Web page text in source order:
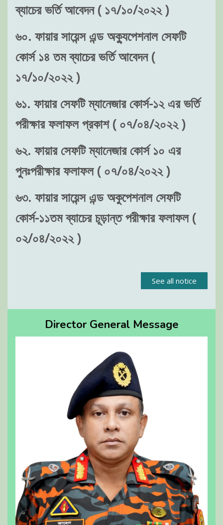
ব্যাচের ভর্তি আবেদন ( ১৭/১০/২০২২ )
৬০. ফায়ার সায়েন্স এন্ড অক্যুপেশনাল সেফটি
কোর্স ১৪ তম ব্যাচের ভর্তি আবেদন (
১৭/১০/২০২২ )
৬১. ফায়ার সেফটি ম্যানেজার কোর্স-১২ এর ভর্তি
পরীক্ষার ফলাফল প্রকাশ ( ০৭/০৪/২০২২ )
৬২. ফায়ার সেফটি ম্যানেজার কোর্স ১০ এর
পুনঃপরীক্ষার ফলাফল ( ০৭/০৪/২০২২ )
৬৩. ফায়ার সায়েন্স এন্ড অকুপেশনাল সেফটি
কোর্স-১১তম ব্যাচের চূড়ান্ত পরীক্ষার ফলাফল (
০২/০৪/২০২২ )
See all notice
Director General Message